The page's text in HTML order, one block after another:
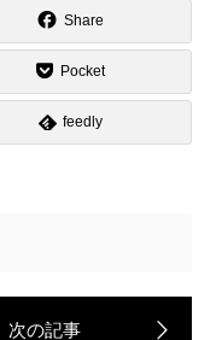
Share
Pocket
feedly